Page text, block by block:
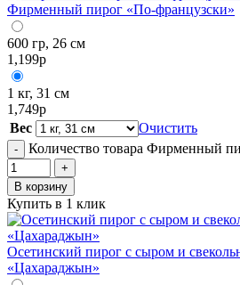
Фирменный пирог «По-французски»
600 гр, 26 см
1,199р
1 кг, 31 см
1,749р
Вес
Очистить
- Количество товара Фирменный
+
В корзину
Купить в 1 клик
Осетинский пирог с сыром и
«Цахараджын»